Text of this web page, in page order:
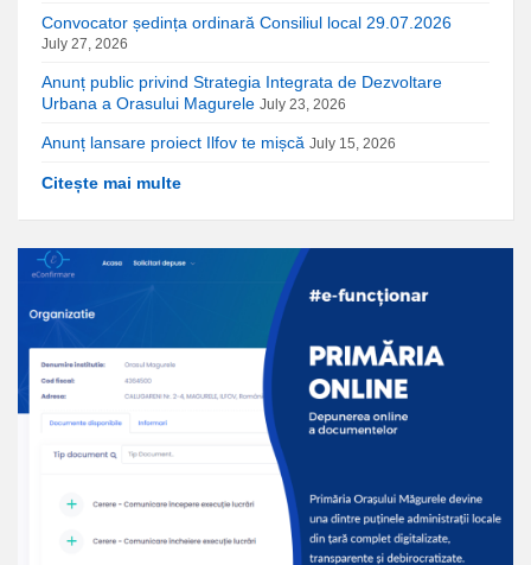
Convocator ședința ordinară Consiliul local 29.07.2026
July 27, 2026
Anunț public privind Strategia Integrata de Dezvoltare
Urbana a Orasului Magurele July 23, 2026
Anunț lansare proiect Ilfov te mișcă July 15, 2026
Citește mai multe